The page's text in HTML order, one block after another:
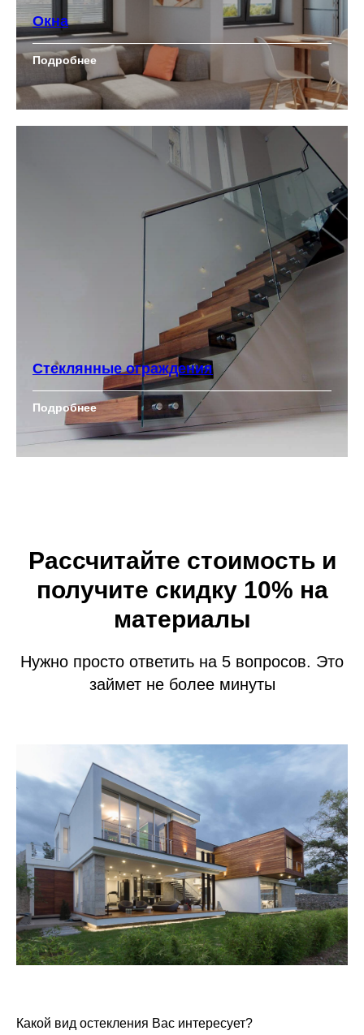
Окна
Подробнее
Стеклянные ограждения
Подробнее
Рассчитайте стоимость и
получите скидку 10% на
материалы
Нужно просто ответить на 5 вопросов. Это
займет не более минуты
Какой вид остекления Вас интересует?